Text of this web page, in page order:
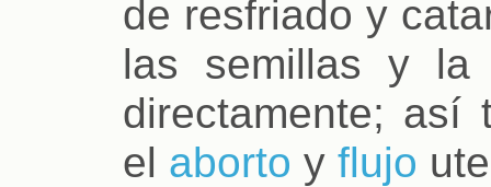
de resfriado y
las semillas y la
directamente; así
el aborto y flujo